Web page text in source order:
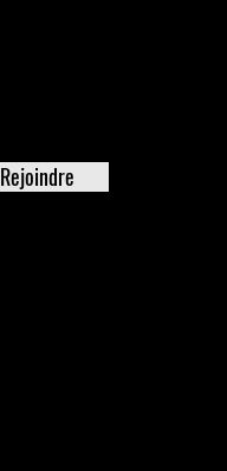
Rejoindre